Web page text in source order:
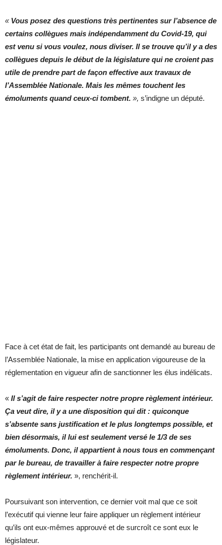
« Vous posez des questions très pertinentes sur l’absence de
certains collègues mais indépendamment du Covid-19, qui
est venu si vous voulez, nous diviser. Il se trouve qu’il y a des
collègues depuis le début de la législature qui ne croient pas
utile de prendre part de façon effective aux travaux de
l’Assemblée Nationale. Mais les mêmes touchent les
émoluments quand ceux-ci tombent. », s’indigne un député.
Face à cet état de fait, les participants ont demandé au bureau de
l’Assemblée Nationale, la mise en application vigoureuse de la
réglementation en vigueur afin de sanctionner les élus indélicats.
« Il s’agit de faire respecter notre propre règlement intérieur.
Ça veut dire, il y a une disposition qui dit : quiconque
s’absente sans justification et le plus longtemps possible, et
bien désormais, il lui est seulement versé le 1/3 de ses
émoluments. Donc, il appartient à nous tous en commençant
par le bureau, de travailler à faire respecter notre propre
règlement intérieur. », renchérit-il.
Poursuivant son intervention, ce dernier voit mal que ce soit
l’exécutif qui vienne leur faire appliquer un règlement intérieur
qu’ils ont eux-mêmes approuvé et de surcroît ce sont eux le
législateur.